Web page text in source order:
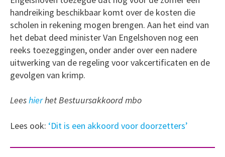
handreiking beschikbaar komt over de kosten die
scholen in rekening mogen brengen. Aan het eind van
het debat deed minister Van Engelshoven nog een
reeks toezeggingen, onder ander over een nadere
uitwerking van de regeling voor vakcertificaten en de
gevolgen van krimp.
Leeshierhet Bestuursakkoord mbo
Lees ook: ‘Dit is een akkoord voor doorzetters’